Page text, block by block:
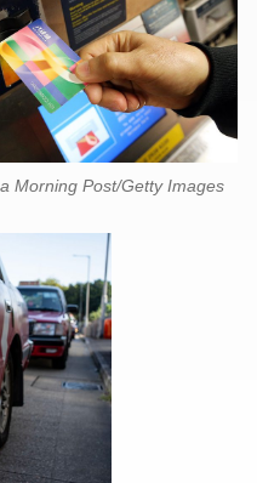
Morning Post/Getty Images